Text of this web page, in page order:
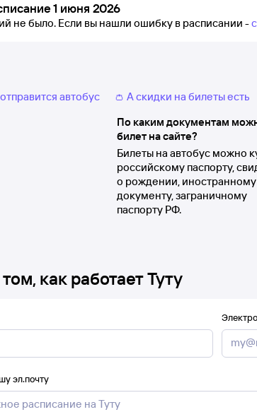
1 июня 2026
не было. Если вы нашли ошибку в расписании -
автобус
👛 А скидки на билеты есть
По каким документам
билет на сайте?
Билеты на автобус можно
российскому паспорту,
о рождении, иностранному
документу, заграничному
паспорту РФ.
как работает Туту
эл.почту